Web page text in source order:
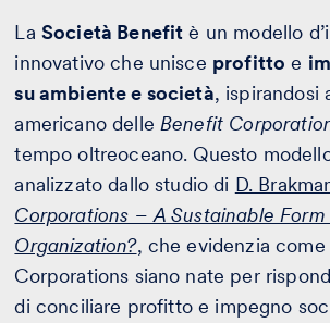
La Società Benefit è un modello
innovativo che unisce profitto e
su ambiente e società, ispirandosi
americano delle Benefit
tempo oltreoceano. Questo
analizzato dallo studio di D.
Corporations – A Sustainable
Organization?, che evidenzia
Corporations siano nate per
di conciliare profitto e impegno